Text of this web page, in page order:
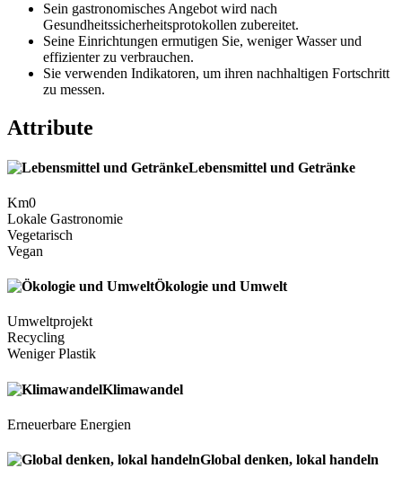
Sein gastronomisches Angebot wird nach
Gesundheitssicherheitsprotokollen zubereitet.
Seine Einrichtungen ermutigen Sie, weniger Wasser und
effizienter zu verbrauchen.
Sie verwenden Indikatoren, um ihren nachhaltigen Fortschritt
zu messen.
Attribute
Lebensmittel und Getränke
Km0
Lokale Gastronomie
Vegetarisch
Vegan
Ökologie und Umwelt
Umweltprojekt
Recycling
Weniger Plastik
Klimawandel
Erneuerbare Energien
Global denken, lokal handeln